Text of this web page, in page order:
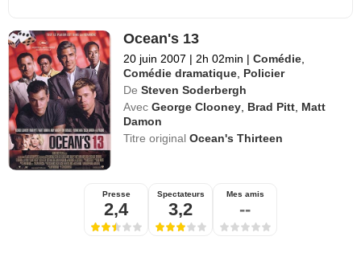
Ocean's 13
20 juin 2007 | 2h 02min | Comédie
Comédie dramatique Policier
De Steven Soderbergh
Avec George Clooney Brad Pitt Matt
Damon
Titre originalOcean's Thirteen
Presse
2,4
Spectateurs
3,2
Mes amis
--